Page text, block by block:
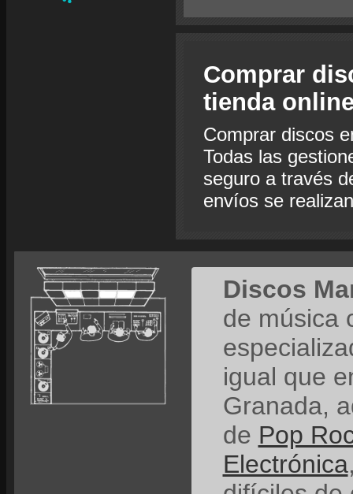
Comprar
tienda
Comprar discos
Todas las
seguro a través
envíos se
Discos
de música
igual que
Granada,
de Pop
Electrónica